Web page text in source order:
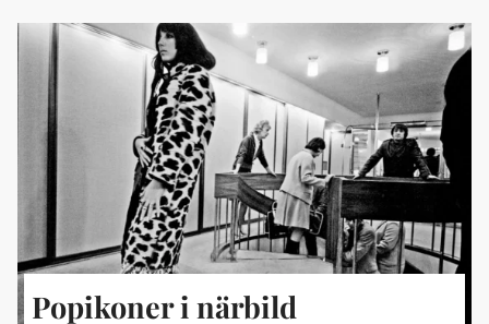
Popikoner i närbild